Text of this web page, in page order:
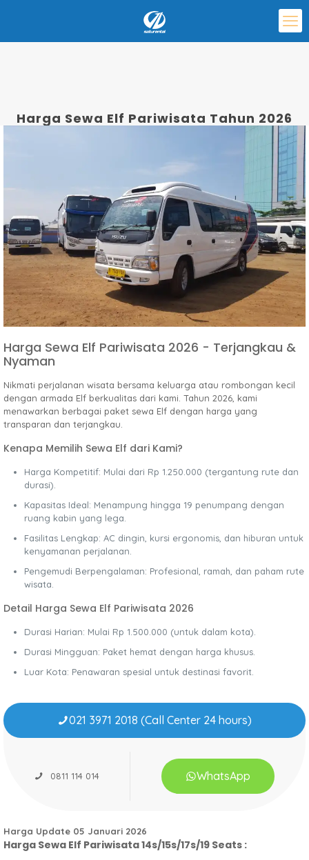
Harga Sewa Elf Pariwisata Tahun 2026
Harga Sewa Elf Pariwisata 2026 - Terjangkau &
Nyaman
Nikmati perjalanan wisata bersama keluarga atau rombongan kecil
dengan armada Elf berkualitas dari kami. Tahun 2026, kami
menawarkan berbagai paket sewa Elf dengan harga yang
transparan dan terjangkau.
Kenapa Memilih Sewa Elf dari Kami?
Harga Kompetitif: Mulai dari Rp 1.250.000 (tergantung rute dan
durasi).
Kapasitas Ideal: Menampung hingga 19 penumpang dengan
ruang kabin yang lega.
Fasilitas Lengkap: AC dingin, kursi ergonomis, dan hiburan untuk
kenyamanan perjalanan.
Pengemudi Berpengalaman: Profesional, ramah, dan paham rute
wisata.
Detail Harga Sewa Elf Pariwisata 2026
Durasi Harian: Mulai Rp 1.500.000 (untuk dalam kota).
Durasi Mingguan: Paket hemat dengan harga khusus.
Luar Kota: Penawaran spesial untuk destinasi favorit.
021 3971 2018 (Call Center 24 hours)
0811 114 014 WhatsApp
Harga Update 05 Januari 2026
Harga Sewa Elf Pariwisata 14s/15s/17s/19 Seats :